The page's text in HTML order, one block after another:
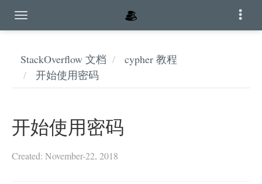
StackOverflow 文档
cypher 教程
开始使用密码
开始使用密码
Created: November-22, 2018